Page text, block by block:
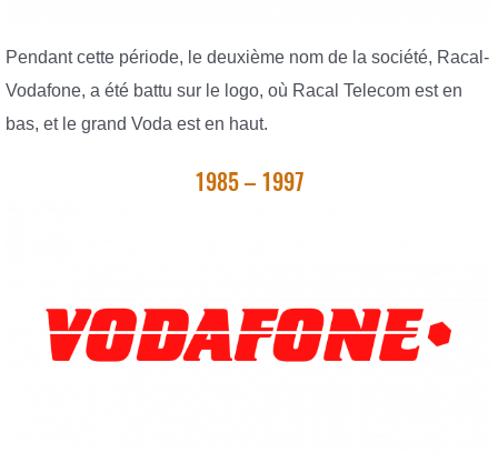
Pendant cette période, le deuxième nom de la société, Racal-
Vodafone, a été battu sur le logo, où Racal Telecom est en
bas, et le grand Voda est en haut.
1985 – 1997